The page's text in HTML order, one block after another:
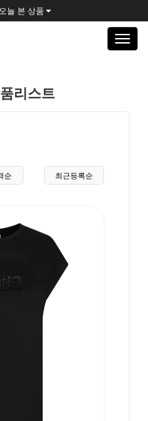
오늘 본 상품
Toggle
리스트
순 최근등록순